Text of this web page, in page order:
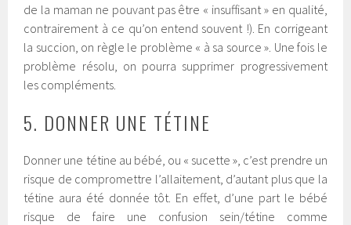
de la maman ne pouvant pas être « insuffisant » en qualité,
contrairement à ce qu’on entend souvent !). En corrigeant
la succion, on règle le problème « à sa source ». Une fois le
problème résolu, on pourra supprimer progressivement
les compléments.
5. DONNER UNE TÉTINE
Donner une tétine au bébé, ou « sucette », c’est prendre un
risque de compromettre l’allaitement, d’autant plus que la
tétine aura été donnée tôt. En effet, d’une part le bébé
risque de faire une confusion sein/tétine comme